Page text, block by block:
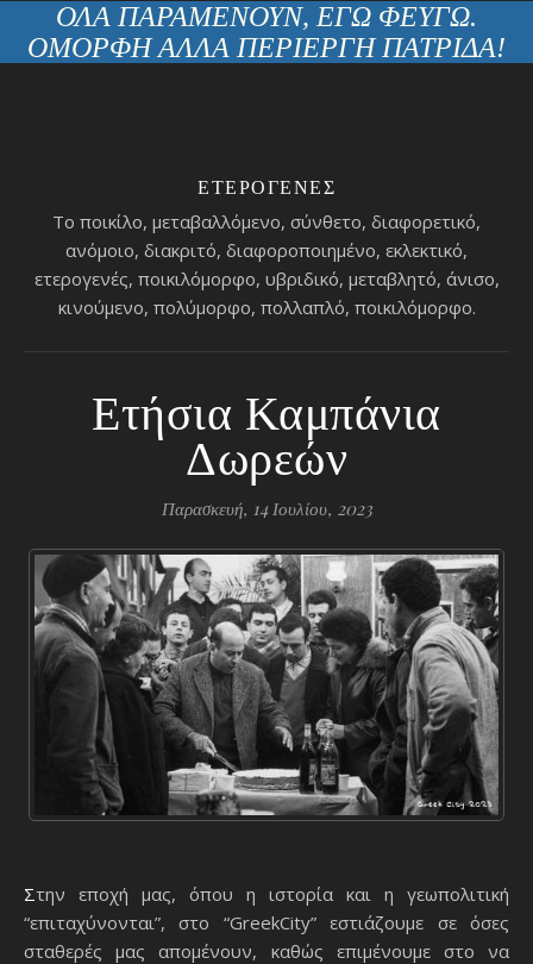
ΟΛΑ ΠΑΡΑΜΕΝΟΥΝ, ΕΓΩ ΦΕΥΓΩ.
ΟΜΟΡΦΗ ΑΛΛΑ ΠΕΡΙΕΡΓΗ ΠΑΤΡΙΔΑ!
ΕΤΕΡΟΓΕΝΈΣ
Το ποικίλο, μεταβαλλόμενο, σύνθετο, διαφορετικό,
ανόμοιο, διακριτό, διαφοροποιημένο, εκλεκτικό,
ετερογενές, ποικιλόμορφο, υβριδικό, μεταβλητό, άνισο,
κινούμενο, πολύμορφο, πολλαπλό, ποικιλόμορφο.
Ετήσια Καμπάνια
Δωρεών
Παρασκευή, 14 Ιουλίου, 2023
Στην εποχή μας, όπου η ιστορία και η γεωπολιτική
“επιταχύνονται”, στο “GreekCity” εστιάζουμε σε όσες
σταθερές μας απομένουν, καθώς επιμένουμε στο να